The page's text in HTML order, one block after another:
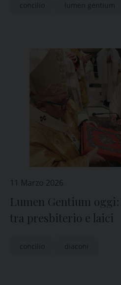
concilio lumen gentium
11 Marzo 2026
Lumen Gentium oggi:
tra presbiterio e laici
concilio diaconi